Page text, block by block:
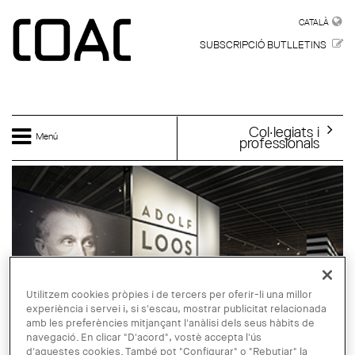
CATALÀ
SUBSCRIPCIÓ BUTLLETINS
Menú Col·legiats i
professionals
Utilitzem cookies pròpies i de tercers per oferir-li una millor
experiència i servei i, si s'escau, mostrar publicitat relacionada
amb les preferències mitjançant l'anàlisi dels seus hàbits de
navegació. En clicar "D'acord", vostè accepta l'ús
d'aquestes cookies. També pot "Configurar" o "Rebutjar" la